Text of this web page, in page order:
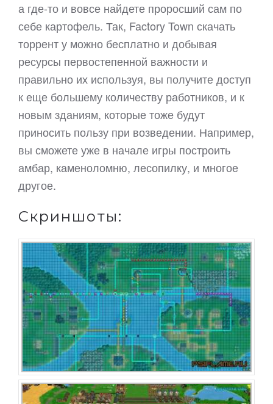
а где-то и вовсе найдете проросший сам по
себе картофель. Так, Factory Town скачать
торрент у можно бесплатно и добывая
ресурсы первостепенной важности и
правильно их используя, вы получите доступ
к еще большему количеству работников, и к
новым зданиям, которые тоже будут
приносить пользу при возведении. Например,
вы сможете уже в начале игры построить
амбар, каменоломню, лесопилку, и многое
другое.
Скриншоты: